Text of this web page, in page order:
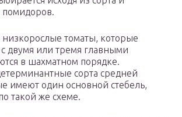
помидоров.
томаты, которые
двумя или тремя главными
в шахматном порядке.
сорта средней
имеют один основной стебель,
такой же схеме.